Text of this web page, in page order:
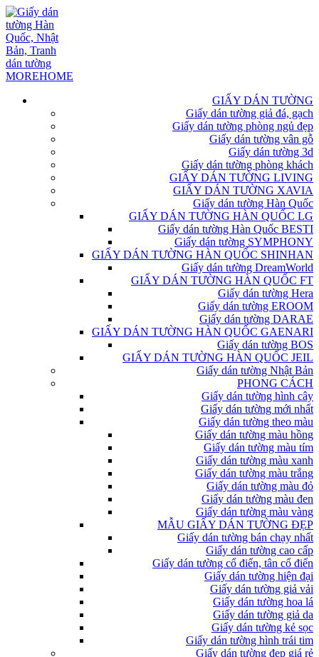
GIẤY DÁN TƯỜNG
Giấy dán tường giả đá, gạch
Giấy dán tường phòng ngủ đẹp
Giấy dán tường vân gỗ
Giấy dán tường 3d
Giấy dán tường phòng khách
GIẤY DÁN TƯỜNG LIVING
GIẤY DÁN TƯỜNG XAVIA
Giấy dán tường Hàn Quốc
GIẤY DÁN TƯỜNG HÀN QUỐC LG
Giấy dán tường Hàn Quốc BESTI
Giấy dán tường SYMPHONY
GIẤY DÁN TƯỜNG HÀN QUỐC SHINHAN
Giấy dán tường DreamWorld
GIẤY DÁN TƯỜNG HÀN QUỐC FT
Giấy dán tường Hera
Giấy dán tường EROOM
Giấy dán tường DARAE
GIẤY DÁN TƯỜNG HÀN QUỐC GAENARI
Giấy dán tường BOS
GIẤY DÁN TƯỜNG HÀN QUỐC JEIL
Giấy dán tường Nhật Bản
PHONG CÁCH
Giấy dán tường hình cây
Giấy dán tường mới nhất
Giấy dán tường theo màu
Giấy dán tường màu hồng
Giấy dán tường màu tím
Giấy dán tường màu xanh
Giấy dán tường màu trắng
Giấy dán tường màu đỏ
Giấy dán tường màu đen
Giấy dán tường màu vàng
MẪU GIẤY DÁN TƯỜNG ĐẸP
Giấy dán tường bán chạy nhất
Giấy dán tường cao cấp
Giấy dán tường cổ điển, tân cổ điển
Giấy dán tường hiện đại
Giấy dán tường giả vải
Giấy dán tường hoa lá
Giấy dán tường giả da
Giấy dán tường kẻ sọc
Giấy dán tường hình trái tim
Giấy dán tường đẹp giá rẻ